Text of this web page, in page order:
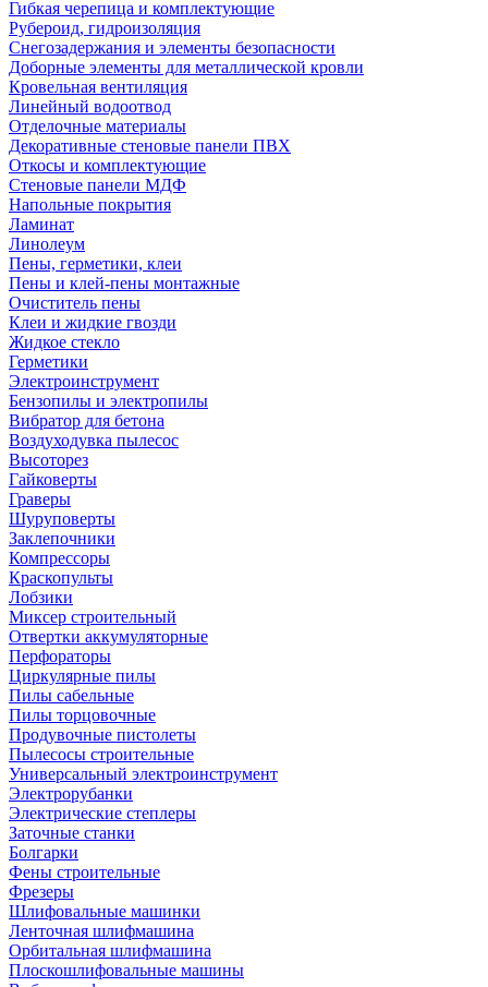
Гибкая черепица и комплектующие
Рубероид, гидроизоляция
Снегозадержания и элементы безопасности
Доборные элементы для металлической кровли
Кровельная вентиляция
Линейный водоотвод
Отделочные материалы
Декоративные стеновые панели ПВХ
Откосы и комплектующие
Стеновые панели МДФ
Напольные покрытия
Ламинат
Линолеум
Пены, герметики, клеи
Пены и клей-пены монтажные
Очиститель пены
Клеи и жидкие гвозди
Жидкое стекло
Герметики
Электроинструмент
Бензопилы и электропилы
Вибратор для бетона
Воздуходувка пылесос
Высоторез
Гайковерты
Граверы
Шуруповерты
Заклепочники
Компрессоры
Краскопульты
Лобзики
Миксер строительный
Отвертки аккумуляторные
Перфораторы
Циркулярные пилы
Пилы сабельные
Пилы торцовочные
Продувочные пистолеты
Пылесосы строительные
Универсальный электроинструмент
Электрорубанки
Электрические степлеры
Заточные станки
Болгарки
Фены строительные
Фрезеры
Шлифовальные машинки
Ленточная шлифмашина
Орбитальная шлифмашина
Плоскошлифовальные машины